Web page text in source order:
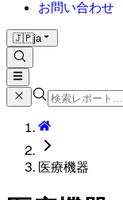
お問い合わせ
🇯🇵ja
医療機器